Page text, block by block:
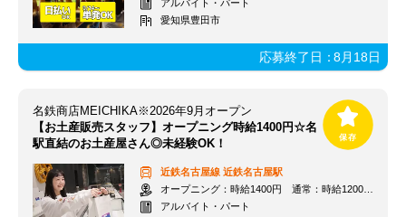
アルバイト・パート
愛知県豊田市
応募終了日：8月18日
名鉄商店MEICHIKA※2026年9月オープン
【お土産販売スタッフ】オープニング時給1400円☆名
駅直結のお土産屋さん◎未経験OK！
近鉄名古屋線 近鉄名古屋駅
オープニング：時給1400円 通常：時給1200円～＋交通費全額支給
アルバイト・パート